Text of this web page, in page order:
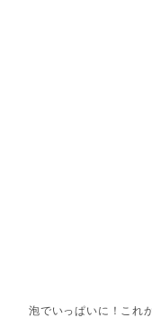
泡でいっぱいに！これ